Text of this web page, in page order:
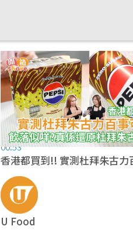
00:53
香港都買到!! 實測杜拜朱古力
U Food